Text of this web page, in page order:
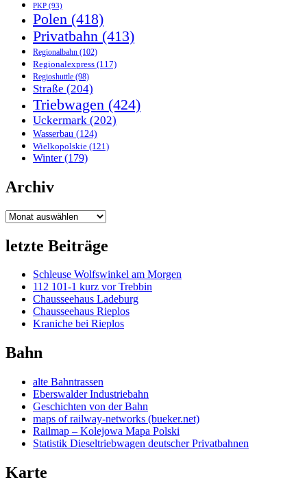
PKP (93)
Polen (418)
Privatbahn (413)
Regionalbahn (102)
Regionalexpress (117)
Regioshuttle (98)
Straße (204)
Triebwagen (424)
Uckermark (202)
Wasserbau (124)
Wielkopolskie (121)
Winter(179)
Archiv
Archiv
letzte Beiträge
Schleuse Wolfswinkel am Morgen
112 101-1 kurz vor Trebbin
Chausseehaus Ladeburg
Chausseehaus Rieplos
Kraniche bei Rieplos
Bahn
alte Bahntrassen
Eberswalder Industriebahn
Geschichten von der Bahn
maps of railway-networks (bueker.net)
Railmap – Kolejowa Mapa Polski
Statistik Dieseltriebwagen deutscher Privatbahnen
Karte